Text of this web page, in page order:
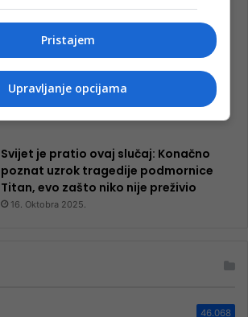
Pokrenuta kampanja za izgradnju
inkluzivnog centra!
Neretva zavijena u crno
13. Augusta 2024.
Svijet je pratio ovaj slučaj: Konačno
poznat uzrok tragedije podmornice
Titan, evo zašto niko nije preživio
16. Oktobra 2025.
46.068
Pristajem
Upravljanje opcijama